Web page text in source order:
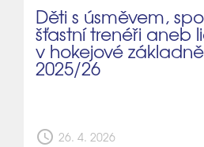
Děti s úsměvem,
šťastní trenéři aneb
v hokejové
2025/26
schedule 26. 4. 2026